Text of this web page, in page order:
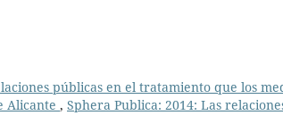
públicas en el tratamiento que los
Alicante , Sphera Publica: 2014: Las